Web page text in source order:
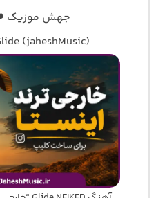
جهش موزیک ❤️
(jaheshMusic)